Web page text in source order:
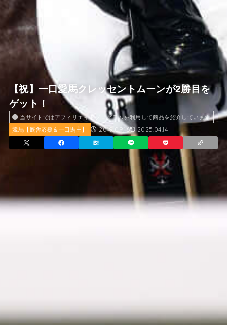
【祝】一口愛馬クレッセントムーンが2勝目を
ゲット！
当サイトではアフィリエイトプログラムを利用して商品を紹介しています
競馬【厩舎応援＆一口馬主】 2019.09.16 2025.04.14